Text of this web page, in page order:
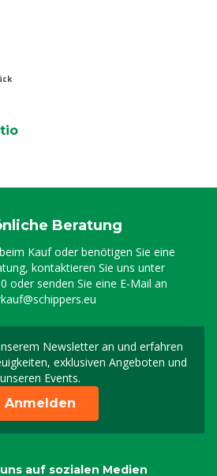
Beratung
Kauf oder benötigen Sie eine
kontaktieren Sie uns unter
oder senden Sie eine E-Mail an
Newsletter an und erfahren
exklusiven Angeboten und
unseren Events.
Melden Sie sich für
Anmelden
auf sozialen Medien